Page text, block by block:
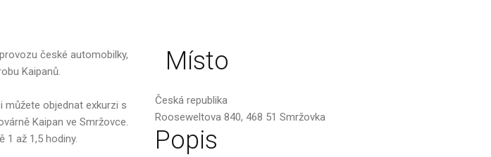
české automobilky,
Kaipanů.
můžete objednat exkurzi s
Kaipan ve Smržovce.
1 až 1,5 hodiny.
Místo
Česká republika
Rooseweltova 840, 468 51 Smržovka
Popis